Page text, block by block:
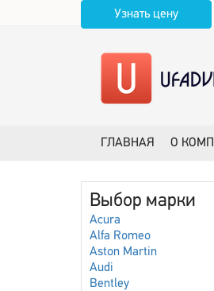
Узнать цену
ГЛАВНАЯ О
Выбор марки
Acura
Alfa Romeo
Aston Martin
Audi
Bentley